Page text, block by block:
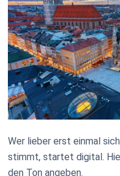
Wer lieber erst einmal
stimmt, startet digital.
den Ton angeben.